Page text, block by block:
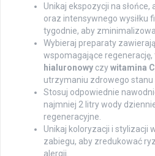
Unikaj ekspozycji na
oraz intensywnego wysiłku
tygodnie, aby
Wybieraj preparaty
wspomagające regenerację,
hialuronowy czywitamina C
utrzymaniu zdrowego stanu
Stosuj odpowiednie
najmniej 2 litry wody
regeneracyjne.
Unikaj koloryzacji i stylizacji
zabiegu, aby zredukować
alergii.